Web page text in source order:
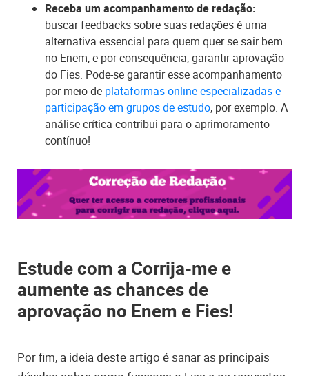
Receba um acompanhamento de redação:
buscar feedbacks sobre suas redações é uma
alternativa essencial para quem quer se sair bem
no Enem, e por consequência, garantir aprovação
do Fies. Pode-se garantir esse acompanhamento
por meio de plataformas online especializadas e
participação em grupos de estudo, por exemplo. A
análise crítica contribui para o aprimoramento
contínuo!
Estude com a Corrija-me e
aumente as chances de
aprovação no Enem e Fies!
Por fim, a ideia deste artigo é sanar as principais